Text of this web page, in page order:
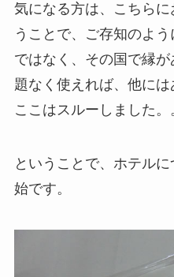
気になる方は、こちら
うことで、ご存知のよ
ではなく、その国で縁
題なく使えれば、他には
ここはスルーしました。
ということで、ホテル
始です。